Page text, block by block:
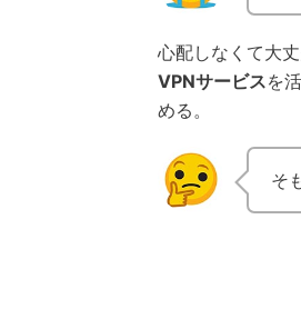
心配しなくて大丈
VPNサービスを
める。
そ